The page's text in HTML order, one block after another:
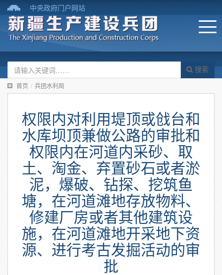
中央政府门户网站
搜索
首页 / 兵团水利局
权限内对利用堤顶或戗台和
水库坝顶兼做公路的审批和
权限内在河道内采砂、取
土、淘金、弃置砂石或者淤
泥，爆破、钻探、挖筑鱼
塘，在河道滩地存放物料、
修建厂房或者其他建筑设
施，在河道滩地开采地下资
源、进行考古发掘活动的审
批